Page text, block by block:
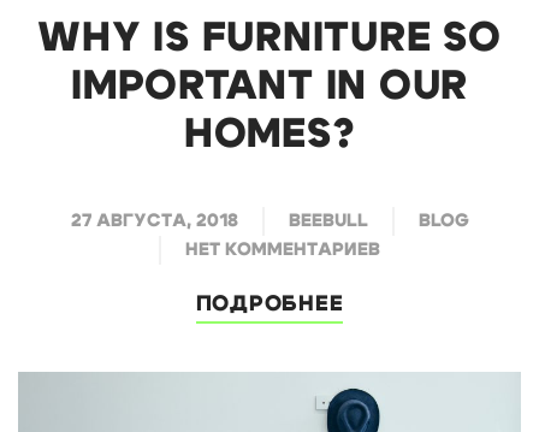
WHY IS FURNITURE SO
IMPORTANT IN OUR
HOMES?
27 АВГУСТА, 2018 BEEBULL
BLOG
НЕТ КОММЕНТАРИЕВ
ПОДРОБНЕЕ